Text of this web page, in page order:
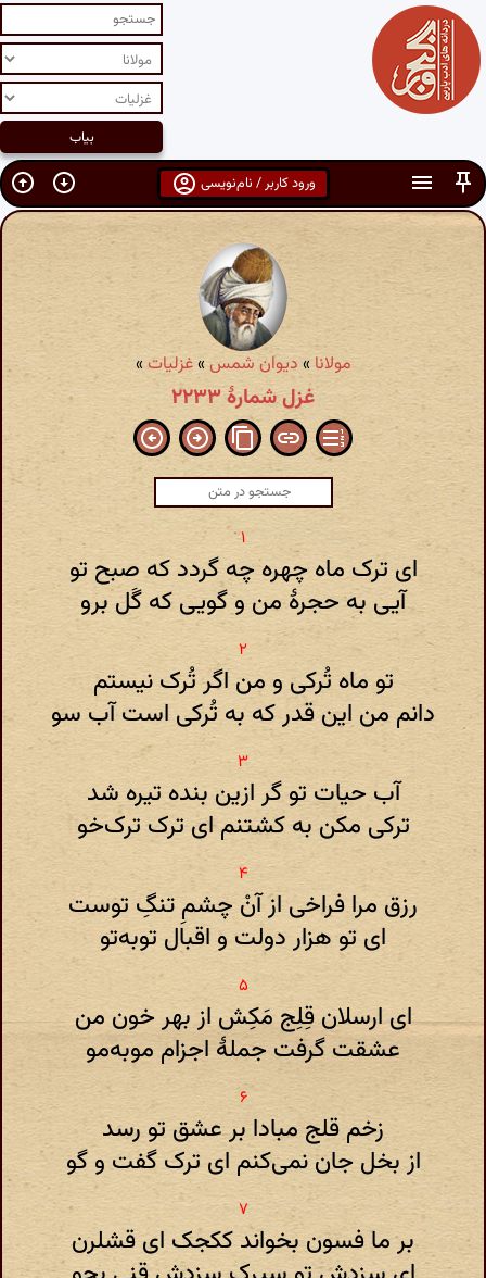
ورود کاربر / نام‌نویسی
مولانا » دیوان شمس»غزلیات »
غزل شمارهٔ ۲۲۳۳
ای ترک ماه چهره چه گردد که صبح تو
آیی به حجرهٔ من و گویی که گَل برو
تو ماه تُرکی و من اگر تُرک نیستم
دانم من این قدر که به تُرکی است آب سو
آب حیات تو گر ازین بنده تیره شد
ترکی مکن به کشتنم ای ترک ترک‌خو
رزق مرا فراخی از آنْ چشمِ تنگِ توست
ای تو هزار دولت و اقبال توبه‌تو
ای ارسلان قِلِج مَکِش از بهر خون من
عشقت گرفت جملهٔ اجزام موبه‌مو
زخم قلج مبادا بر عشق تو رسد
از بخل جان نمی‌کنم ای ترک گفت و گو
بر ما فسون بخواند ککجک ای قشلرن